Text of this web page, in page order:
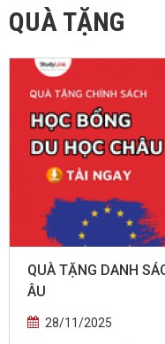
QUÀ TẶNG
QUÀ TẶNG DANH
ÂU
28/11/2025